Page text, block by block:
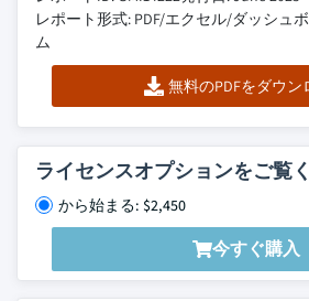
レポート形式: PDF/エクセル/ダッシュ
ム
無料のPDFをダウン
ライセンスオプションをご覧
から始まる: $2,450
今すぐ購入